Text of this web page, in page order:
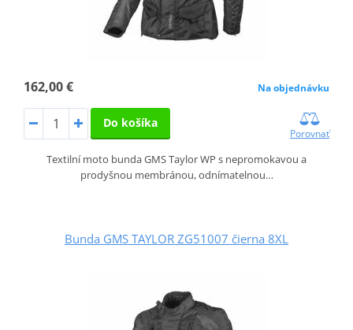
162,00 € Na objednávku
Do košíka
Porovnať
Textilní moto bunda GMS Taylor WP s nepromokavou a
prodyšnou membránou, odnímatelnou…
Bunda GMS TAYLOR ZG51007 čierna 8XL